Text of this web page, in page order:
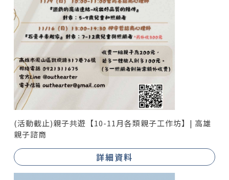
(活動截止)親子共遊【10-11月各類親子工作坊】| 高雄
親子諮商
詳細資料